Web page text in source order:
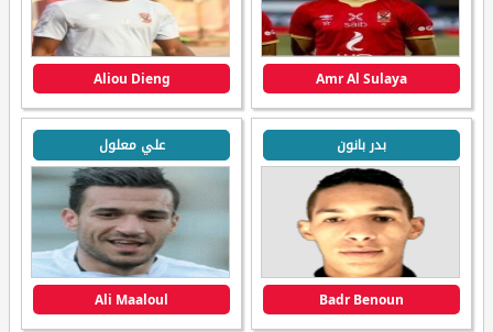
Amr Al Sulaya
Aliou Dieng
بدر بانون
Badr Benoun
علي معلول
Ali Maaloul